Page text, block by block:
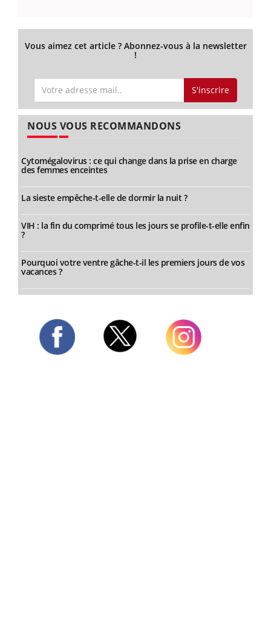
Vous aimez cet article ? Abonnez-vous à la newsletter
!
S'inscrire
NOUS VOUS RECOMMANDONS
Cytomégalovirus : ce qui change dans la prise en charge
des femmes enceintes
La sieste empêche-t-elle de dormir la nuit ?
VIH : la fin du comprimé tous les jours se profile-t-elle enfin
?
Pourquoi votre ventre gâche-t-il les premiers jours de vos
vacances ?